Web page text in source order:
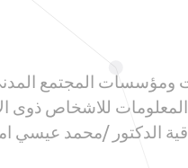
ومؤسسات المجتمع
المعلومات للاشخاص
الدكتور /محمد